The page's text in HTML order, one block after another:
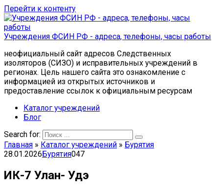
Перейти к контенту
Учреждения ФСИН РФ - адреса, телефоны, часы работы
неофициальный сайт адресов Следственных
изоляторов (СИЗО) и исправительных учреждений в
регионах. Цель нашего сайта это ознакомление с
информацией из открытых источников и
предоставление ссылок к официальным ресурсам
Каталог учреждений
Блог
Search for:
Главная » Каталог учреждений » Бурятия
28.01.2026Бурятия047
ИК-7 Улан- Удэ